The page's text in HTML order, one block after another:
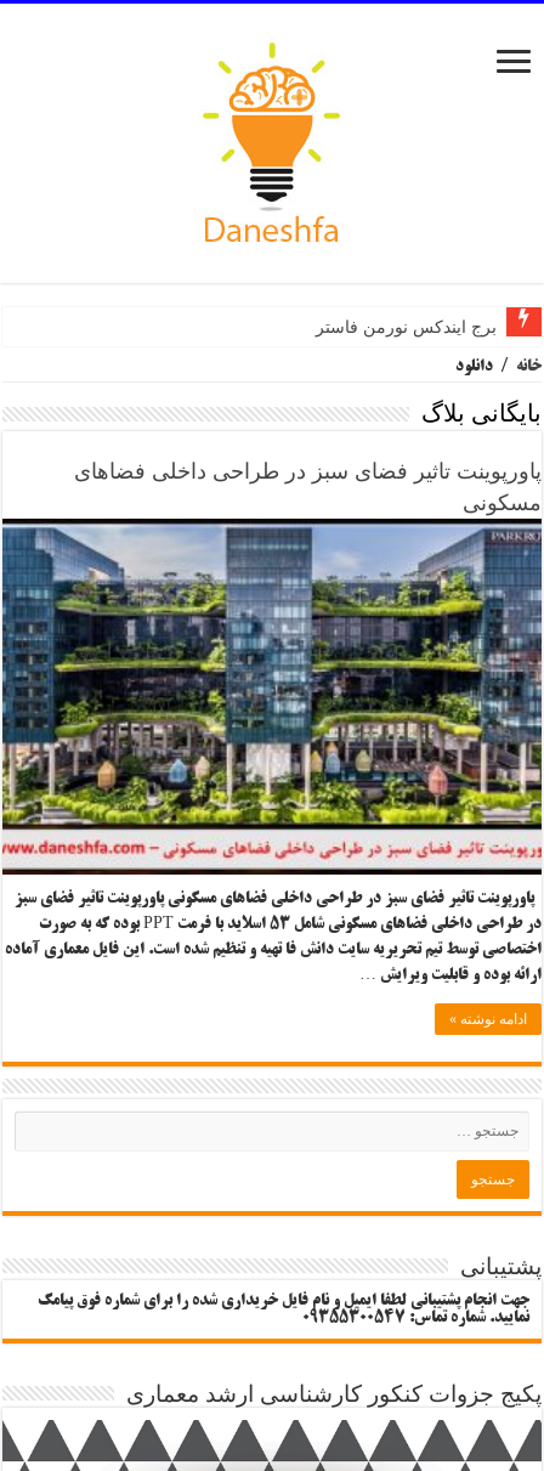
برج ایندکس نورمن فاستر
خانه / دانلود
بایگانی بلاگ
پاورپوینت تاثیر فضای سبز در طراحی داخلی فضاهای
مسکونی
پاورپوینت تاثیر فضای سبز در طراحی داخلی فضاهای مسکونی پاورپوینت تاثیر فضای سبز
در طراحی داخلی فضاهای مسکونی شامل ۵۳ اسلاید با فرمت PPT بوده که به صورت
اختصاصی توسط تیم تحریریه سایت دانش فا تهیه و تنظیم شده است. این فایل معماری آماده
ارائه بوده و قابلیت ویرایش …
ادامه نوشته »
پشتیبانی
جهت انجام پشتیبانی لطفا ایمیل و نام فایل خریداری شده را برای شماره فوق پیامک
نمایید. شماره تماس: 09355300547
پکیج جزوات کنکور کارشناسی ارشد معماری